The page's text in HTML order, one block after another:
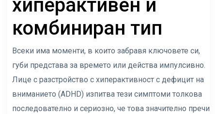
хиперактивен и
комбиниран тип
Всеки има моменти, в които забравя ключовете си,
губи представа за времето или действа импулсивно.
Лице с разстройство с хиперактивност с дефицит на
вниманието (ADHD) изпитва тези симптоми толкова
последователно и сериозно, че това значително пречи